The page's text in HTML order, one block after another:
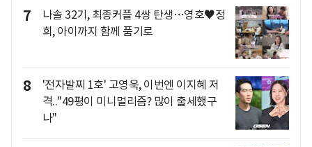
7
나솔 32기, 최종커플 4쌍 탄생…영호♥정
희, 아이까지 함께 품기로
8
'전자발찌 1호' 고영욱, 이번엔 이지혜 저
격.."49평이 미니멀리즘? 많이 출세했구
나"